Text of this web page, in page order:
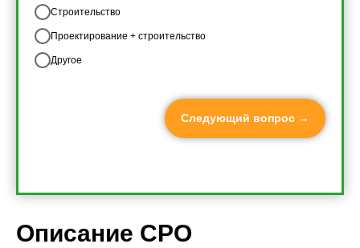
Строительство
Проектирование + строительство
Другое
Следующий вопрос →
Описание СРО